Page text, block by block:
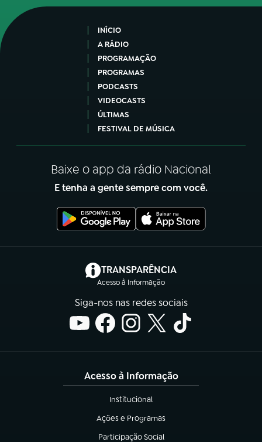
INÍCIO
A RÁDIO
PROGRAMAÇÃO
PROGRAMAS
PODCASTS
VIDEOCASTS
ÚLTIMAS
FESTIVAL DE MÚSICA
Baixe o app da rádio Nacional
E tenha a gente sempre com você.
TRANSPARÊNCIA
Acesso à Informação
(abre em nova aba)
Siga-nos nas redes sociais
Acesso à Informação
Institucional
(abre em nova aba)
Ações e Programas
(abre em nova aba)
Participação Social